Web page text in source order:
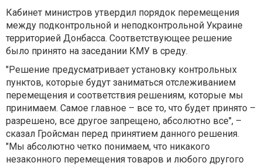
Кабинет министров утвердил порядок перемещения
между подконтрольной и неподконтрольной Украине
территорией Донбасса. Соответствующее решение
было принято на заседании КМУ в среду.
"Решение предусматривает установку контрольных
пунктов, которые будут заниматься отслеживанием
перемещения и соответствия решениям, которые мы
принимаем. Самое главное – все то, что будет принято –
разрешено, все другое запрещено, абсолютно все", –
сказал Гройсман перед принятием данного решения.
"Мы абсолютно четко понимаем, что никакого
незаконного перемещения товаров и любого другого